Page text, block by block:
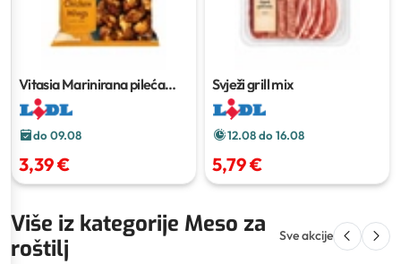
Vitasia Marinirana pileća
krilca500 g
do 09.08
3,39 €
Svježi grill mix
12.08 do 16.08
5,79 €
Više iz kategorije Meso za
roštilj
Sve akcije